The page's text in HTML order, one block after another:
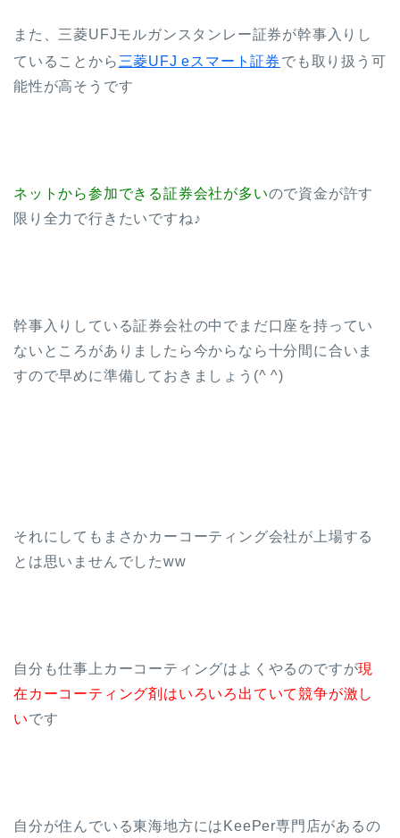
また、三菱UFJモルガンスタンレー証券が幹事入りし
ていることから 三菱UFJ eスマート証券 でも取り扱う可
能性が高そうです
ネットから参加できる証券会社が多いので資金が許す
限り全力で行きたいですね♪
幹事入りしている証券会社の中でまだ口座を持ってい
ないところがありましたら今からなら十分間に合いま
すので早めに準備しておきましょう(^ ^)
それにしてもまさかカーコーティング会社が上場する
とは思いませんでしたww
自分も仕事上カーコーティングはよくやるのですが現
在カーコーティング剤はいろいろ出ていて競争が激し
いです
自分が住んでいる東海地方にはKeePer専門店があるの